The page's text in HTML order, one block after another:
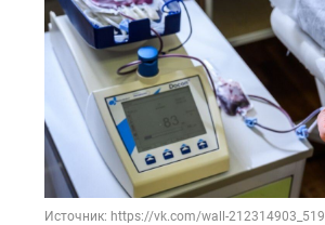
Источник: https://vk.com/wall-212314903_519